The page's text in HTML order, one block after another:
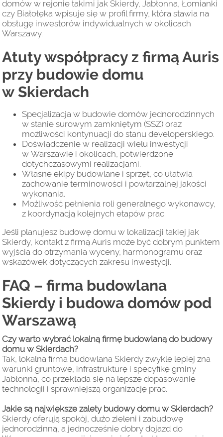
domów w rejonie takimi jak Skierdy, Jabłonna, Łomianki
czy Białołęka wpisuje się w profil firmy, która stawia na
obsługę inwestorów indywidualnych w okolicach
Warszawy.
Atuty współpracy z firmą Auris
przy budowie domu
w Skierdach
Specjalizacja w budowie domów jednorodzinnych
w stanie surowym zamkniętym (SSZ) oraz
możliwości kontynuacji do stanu developerskiego.
Doświadczenie w realizacji wielu inwestycji
w Warszawie i okolicach, potwierdzone
dotychczasowymi realizacjami.
Własne ekipy budowlane i sprzęt, co ułatwia
zachowanie terminowości i powtarzalnej jakości
wykonania.
Możliwość pełnienia roli generalnego wykonawcy,
z koordynacją kolejnych etapów prac.
Jeśli planujesz budowę domu w lokalizacji takiej jak
Skierdy, kontakt z firmą Auris może być dobrym punktem
wyjścia do otrzymania wyceny, harmonogramu oraz
wskazówek dotyczących zakresu inwestycji.
FAQ – firma budowlana
Skierdy i budowa domów pod
Warszawą
Czy warto wybrać lokalną firmę budowlaną do budowy
domu w Skierdach?
Tak, lokalna firma budowlana Skierdy zwykle lepiej zna
warunki gruntowe, infrastrukturę i specyfikę gminy
Jabłonna, co przekłada się na lepsze dopasowanie
technologii i sprawniejszą organizację prac.
Jakie są największe zalety budowy domu w Skierdach?
Skierdy oferują spokój, dużo zieleni i zabudowę
jednorodzinną, a jednocześnie dobry dojazd do